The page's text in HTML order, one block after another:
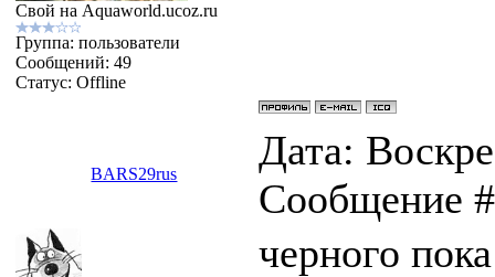
Свой на Aquaworld.ucoz.ru
Группа: пользователи
Сообщений: 49
Статус: Offline
BARS29rus
Дата:
Сообщение
черного